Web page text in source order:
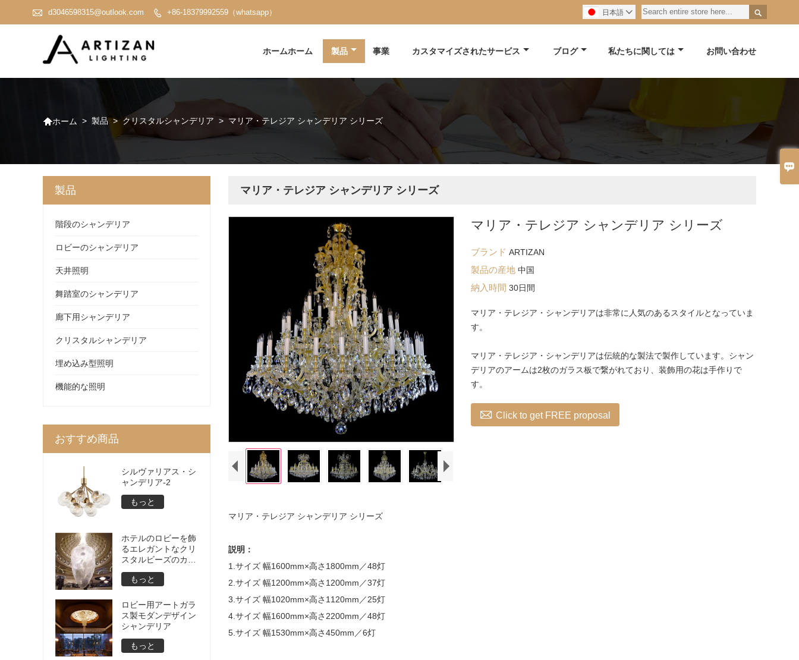

 d3046598315@outlook.com  +86-18379992559（whatsapp） 
日本語 
ホームホーム 製品 事業 カスタマイズされたサービス ブログ 私たちに関しては お問い合わせ
ホーム > 製品 > クリスタルシャンデリア > マリア・テレジア シャンデリア シリーズ
マリア・テレジア シャンデリア シリーズ
マリア・テレジア シャンデリア シリーズ
ブランドARTIZAN
製品の産地中国
納入時間30日間
マリア・テレジア・シャンデリアは非常に人気のあるスタイルとなっていま
す。
マリア・テレジア・シャンデリアは伝統的な製法で製作しています。シャン
デリアのアームは2枚のガラス板で繋がれており、装飾用の花は手作りで
す。
 Click to get FREE proposal
マリア・テレジア シャンデリア シリーズ
説明：
1.サイズ 幅1600mm×高さ1800mm／48灯
2. サイズ 幅1200mm×高さ1200mm／37灯
3. サイズ 幅1020mm×高さ1120mm／25灯
4. サイズ 幅1600mm×高さ2200mm／48灯
5. サイズ 幅1530mm×高さ450mm／6灯
製品
階段のシャンデリア
ロビーのシャンデリア
天井照明
舞踏室のシャンデリア
廊下用シャンデリア
クリスタルシャンデリア
埋め込み型照明
機能的な照明
おすすめ商品
シルヴァリアス・シ
ャンデリア-2
もっと
ホテルのロビーを飾
るエレガントなクリ
スタルビーズのカー
テンデザインのシャ
ンデリアの室内装飾
もっと
ロビー用アートガラ
ス製モダンデザイン
シャンデリア
もっと